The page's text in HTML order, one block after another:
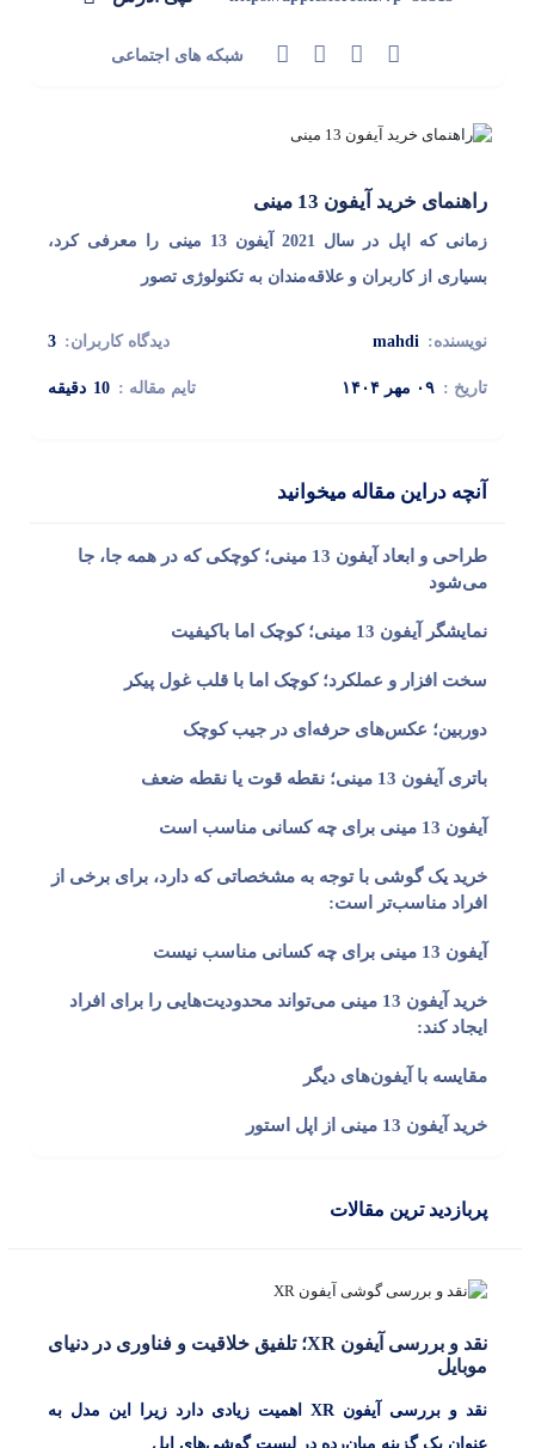
راهنمای خرید آیفون 13 مینی
زمانی که اپل در سال 2021 آیفون 13 مینی را معرفی کرد،
بسیاری از کاربران و علاقه‌مندان به تکنولوژی تصور
نویسنده: mahdi دیدگاه کاربران: 3
تاریخ : ۰۹ مهر ۱۴۰۴ تایم مقاله : 10 دقیقه
آنچه دراین مقاله میخوانید
طراحی و ابعاد آیفون 13 مینی؛ کوچکی که در همه جا، جا
می‌شود
نمایشگر آیفون 13 مینی؛ کوچک اما باکیفیت
سخت افزار و عملکرد؛ کوچک اما با قلب غول پیکر
دوربین؛ عکس‌های حرفه‌ای در جیب کوچک
باتری آیفون 13 مینی؛ نقطه قوت یا نقطه ضعف
آیفون 13 مینی برای چه کسانی مناسب است
خرید یک گوشی با توجه به مشخصاتی که دارد، برای برخی از
افراد مناسب‌تر است:
آیفون 13 مینی برای چه کسانی مناسب نیست
خرید آیفون 13 مینی می‌تواند محدودیت‌هایی را برای افراد
ایجاد کند:
مقایسه با آیفون‌های دیگر
خرید آیفون 13 مینی از اپل استور
پربازدید ترین مقالات
نقد و بررسی آیفون XR؛ تلفیق خلاقیت و فناوری در دنیای
موبایل
نقد و بررسی آیفون XR اهمیت زیادی دارد زیرا این مدل به
عنوان یک گزینه میان‌رده در لیست گوشی‌های اپل
شبکه های اجتماعی